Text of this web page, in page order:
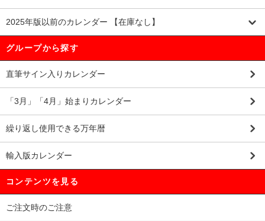
2025年版以前のカレンダー 【在庫なし】
グループから探す
直筆サイン入りカレンダー
「3月」「4月」始まりカレンダー
繰り返し使用できる万年暦
輸入版カレンダー
コンテンツを見る
ご注文時のご注意